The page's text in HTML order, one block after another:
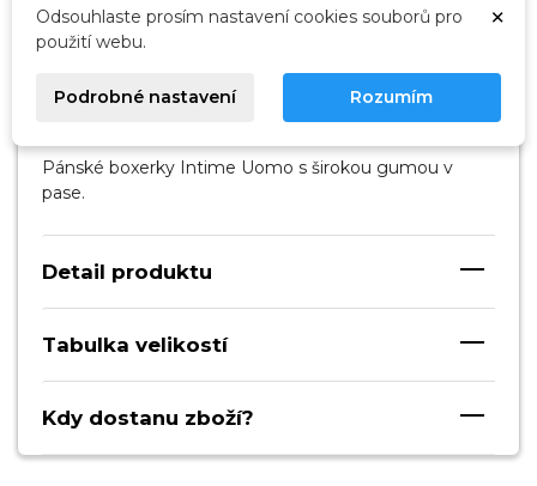
SKLADEM, EXPEDUJEME DO 24 HODIN
Popis
Pánské boxerky Intime Uomo s širokou gumou v
pase.
Detail produktu
Tabulka velikostí
Kdy dostanu zboží?
×
Odsouhlaste prosím nastavení cookies souborů pro
použití webu.
Podrobné nastavení Rozumím